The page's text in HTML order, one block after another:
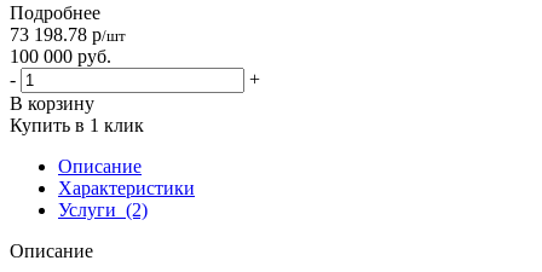
Подробнее
73 198.78 р/шт
100 000 руб.
-
+
В корзину
Купить в 1 клик
Описание
Характеристики
Услуги (2)
Описание